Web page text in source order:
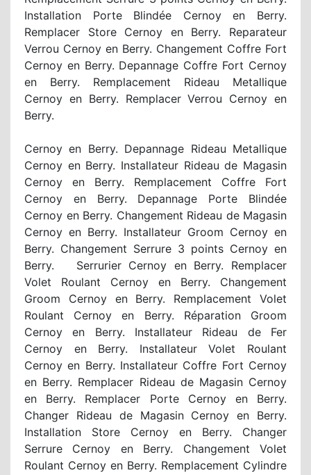
Installation Porte Blindée Cernoy en Berry.
Remplacer Store Cernoy en Berry. Reparateur
Verrou Cernoy en Berry. Changement Coffre Fort
Cernoy en Berry. Depannage Coffre Fort Cernoy
en Berry. Remplacement Rideau Metallique
Cernoy en Berry. Remplacer Verrou Cernoy en
Berry.
Cernoy en Berry. Depannage Rideau Metallique
Cernoy en Berry. Installateur Rideau de Magasin
Cernoy en Berry. Remplacement Coffre Fort
Cernoy en Berry. Depannage Porte Blindée
Cernoy en Berry. Changement Rideau de Magasin
Cernoy en Berry. Installateur Groom Cernoy en
Berry. Changement Serrure 3 points Cernoy en
Berry. Serrurier Cernoy en Berry. Remplacer
Volet Roulant Cernoy en Berry. Changement
Groom Cernoy en Berry. Remplacement Volet
Roulant Cernoy en Berry. Réparation Groom
Cernoy en Berry. Installateur Rideau de Fer
Cernoy en Berry. Installateur Volet Roulant
Cernoy en Berry. Installateur Coffre Fort Cernoy
en Berry. Remplacer Rideau de Magasin Cernoy
en Berry. Remplacer Porte Cernoy en Berry.
Changer Rideau de Magasin Cernoy en Berry.
Installation Store Cernoy en Berry. Changer
Serrure Cernoy en Berry. Changement Volet
Roulant Cernoy en Berry. Remplacement Cylindre